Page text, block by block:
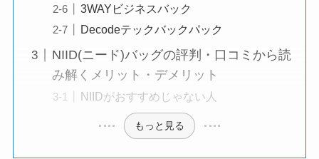
3WAYビジネスバック
Decodeテックバックパック
NIID(ニード)バッグの評判・口コミから読
み解くメリット・デメリット
NIIDがおすすめじゃない人
もっと見る